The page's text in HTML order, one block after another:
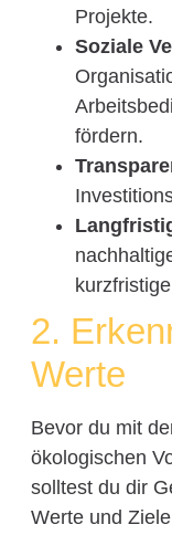
Projekte.
Soziale
fördern.
2.
Werte
Bevor du mit
ökologischen
solltest du dir
Werte und